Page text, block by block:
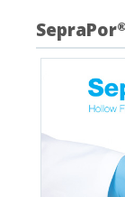
SepraPor®